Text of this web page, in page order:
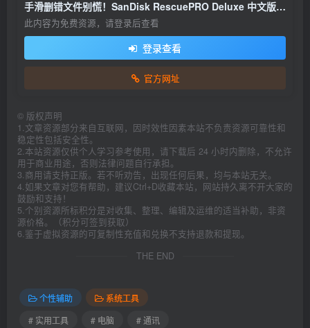
手滑删错文件别慌！SanDisk RescuePRO Deluxe 中文版 让数据起死回生
此内容为免费资源，请登录后查看
登录查看
官方网址
© 版权声明
1.文章资源部分来自互联网，因时效性因素本站不负责资源可靠性和
稳定性包括安全性。
2.本站资源仅供个人学习参考使用，请下载后 24 小时内删除，不允许
用于商业用途，否则法律问题自行承担。
3.商用请支持正版。若不听劝告，出现任何后果，均与本站无关。
4.如果文章对您有帮助，建议Ctrl+D收藏本站，网站持久离不开大家的
鼓励和支持！
5.个别资源所标积分是对收集、整理、编辑及运维的适当补助，非资
源价格。（积分可签到获取）
6.鉴于虚拟资源的可复制性充值和兑换不支持退款和提现。
THE END
个性辅助
系统工具
# 实用工具
# 电脑 # 通讯